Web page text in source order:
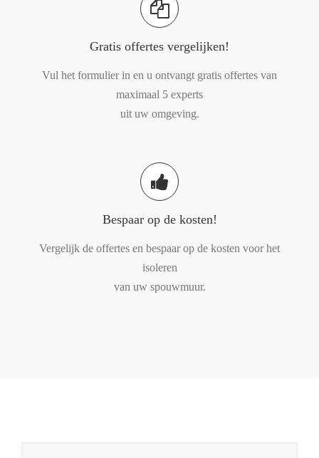
Gratis offertes vergelijken!
Vul het formulier in en u ontvangt gratis offertes van
maximaal 5 experts
uit uw omgeving.
Bespaar op de kosten!
Vergelijk de offertes en bespaar op de kosten voor het
isoleren
van uw spouwmuur.